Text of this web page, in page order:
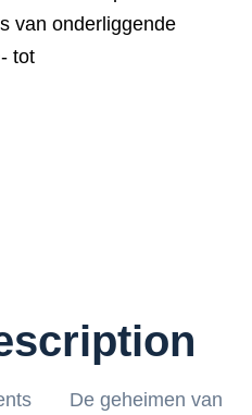
van onderliggende
tot
De geheimen van